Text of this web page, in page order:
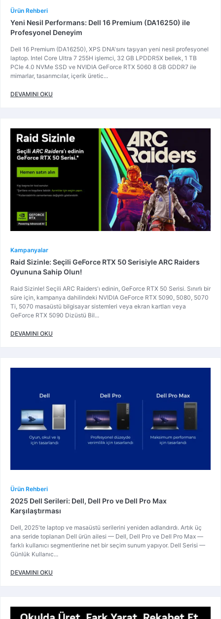
Ürün Rehberi
Yeni Nesil Performans: Dell 16 Premium (DA16250) ile
Profesyonel Deneyim
Dell 16 Premium (DA16250), XPS DNA'sını taşıyan yeni nesil profesyonel
laptop. Intel Core Ultra 7 255H işlemci, 32 GB LPDDR5X bellek, 1 TB
PCIe 4.0 NVMe SSD ve NVIDIA GeForce RTX 5060 8 GB GDDR7 ile
mimarlar, tasarımcılar, içerik üretic...
DEVAMINI OKU
Kampanyalar
Raid Sizinle: Seçili GeForce RTX 50 Serisiyle ARC Raiders
Oyununa Sahip Olun!
Raid Sizinle! Seçili ARC Raiders'ı edinin, GeForce RTX 50 Serisi. Sınırlı bir
süre için, kampanya dahilindeki NVIDIA GeForce RTX 5090, 5080, 5070
Ti, 5070 masaüstü bilgisayar sistemleri veya ekran kartları veya
GeForce RTX 5090 Dizüstü Bil...
DEVAMINI OKU
Ürün Rehberi
2025 Dell Serileri: Dell, Dell Pro ve Dell Pro Max
Karşılaştırması
Dell, 2025'te laptop ve masaüstü serilerini yeniden adlandırdı. Artık üç
ana seride toplanan Dell ürün ailesi — Dell, Dell Pro ve Dell Pro Max —
farklı kullanıcı segmentlerine net bir seçim sunum yapıyor. Dell Serisi —
Günlük Kullanıc...
DEVAMINI OKU